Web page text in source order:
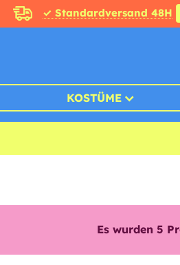
✓ Standardversand 48H
KOSTÜME
Es wurden 5